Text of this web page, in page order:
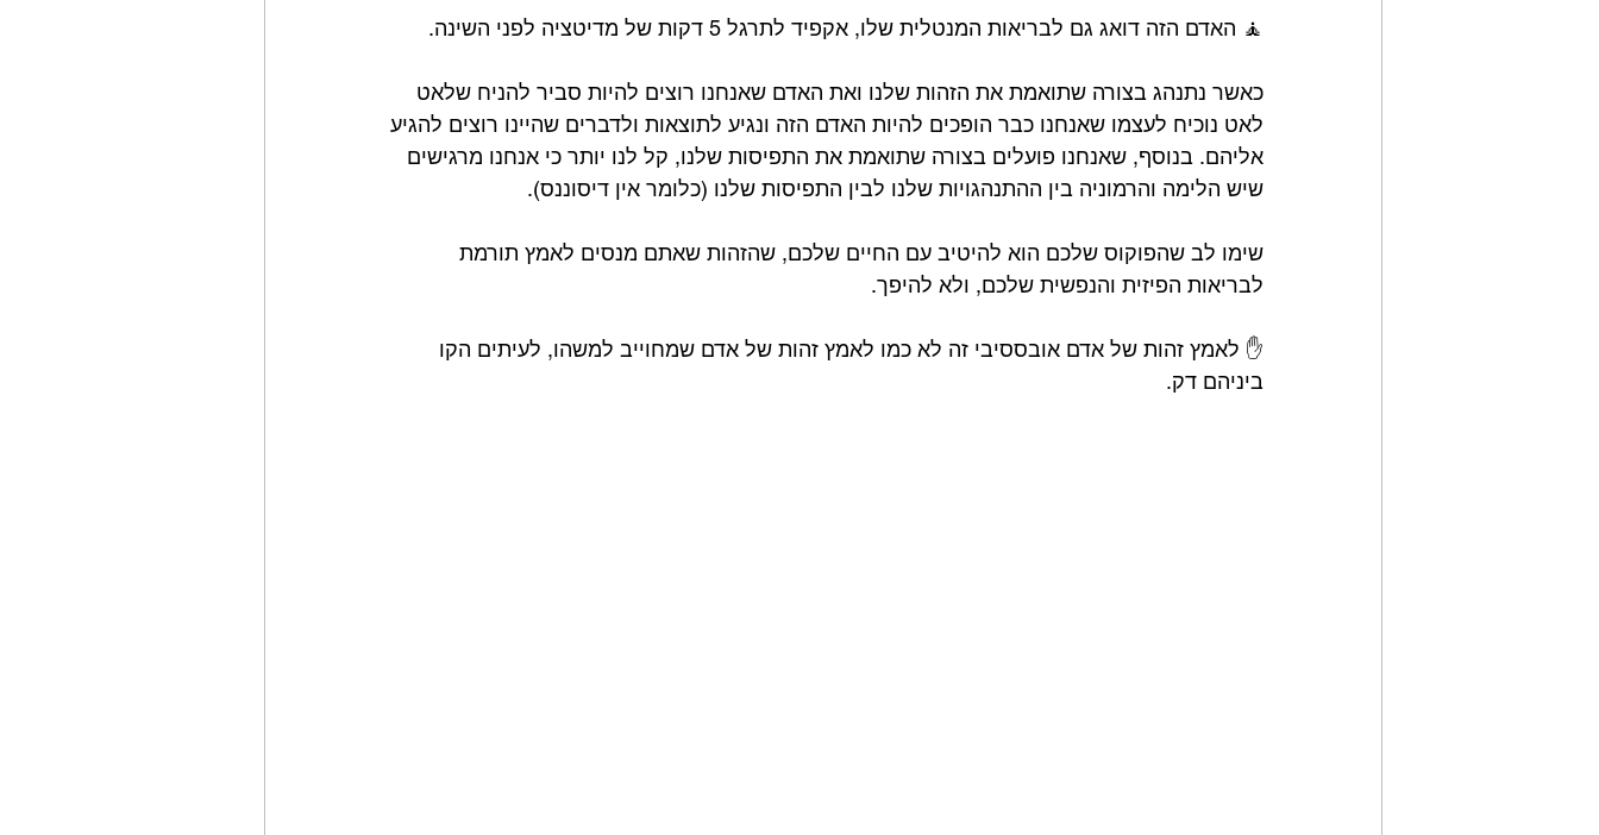
🧘 האדם הזה דואג גם לבריאות המנטלית שלו, אקפיד לתרגל 5 דקות של מדיטציה לפני השינה. ⁣
כאשר נתנהג בצורה שתואמת את הזהות שלנו ואת האדם שאנחנו רוצים להיות סביר להניח שלאט
לאט נוכיח לעצמו שאנחנו כבר הופכים להיות האדם הזה ונגיע לתוצאות ולדברים שהיינו רוצים להגיע
אליהם. בנוסף, שאנחנו פועלים בצורה שתואמת את התפיסות שלנו, קל לנו יותר כי אנחנו מרגישים
שיש הלימה והרמוניה בין ההתנהגויות שלנו לבין התפיסות שלנו (כלומר אין דיסוננס). ⁣
שימו לב שהפוקוס שלכם הוא להיטיב עם החיים שלכם, שהזהות שאתם מנסים לאמץ תורמת
לבריאות הפיזית והנפשית שלכם, ולא להיפך.⁣
✋ לאמץ זהות של אדם אובססיבי זה לא כמו לאמץ זהות של אדם שמחוייב למשהו, לעיתים הקו
ביניהם דק.⁣